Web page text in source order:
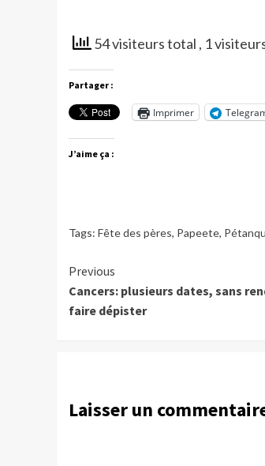
54 visiteurs total , 1
Partager :
Imprimer
J’aime ça :
Tags: Fête des pères, Papeete,
Continue
Reading
Previous
Cancers: plusieurs dates, sans
faire dépister
Laisser un